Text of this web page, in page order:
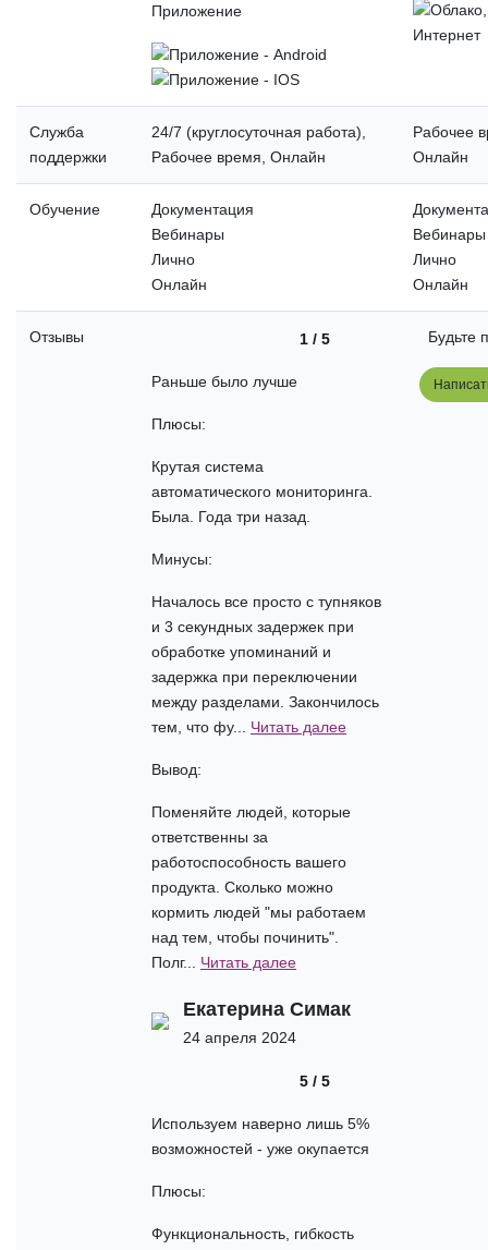
Приложение
Служба
поддержки
24/7 (круглосуточная работа),
Рабочее время, Онлайн
Рабочее
Онлайн
Обучение
Документация
Вебинары
Лично
Онлайн
Вебинары
Лично
Онлайн
Отзывы 1 / 5
Раньше было лучше
Плюсы:
Крутая система
автоматического мониторинга.
Была. Года три назад.
Минусы:
Началось все просто с тупняков
и 3 секундных задержек при
обработке упоминаний и
задержка при переключении
между разделами. Закончилось
тем, что фу... Читать далее
Вывод:
Поменяйте людей, которые
ответственны за
работоспособность вашего
продукта. Сколько можно
кормить людей "мы работаем
над тем, чтобы починить".
Полг... Читать далее
Екатерина Симак
24 апреля 2024
5 / 5
Используем наверно лишь 5%
возможностей - уже окупается
Плюсы:
Функциональность, гибкость
Будьте